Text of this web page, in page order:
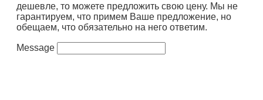
дешевле, то можете предложить свою цену. Мы не
гарантируем, что примем Ваше предложение, но
обещаем, что обязательно на него ответим.
Message